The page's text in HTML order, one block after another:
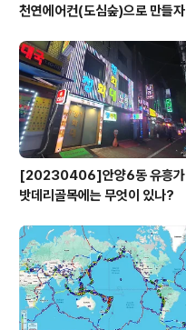
천연에어컨(도심숲)으로 만들자
[20230406]안양6동 유흥가
밧데리골목에는 무엇이 있나?